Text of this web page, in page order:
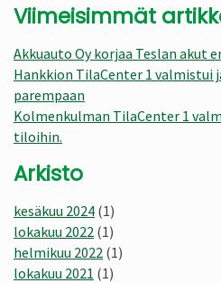
Viimeisimmät
Akkuauto Oy korjaa Teslan akut
Hankkion TilaCenter 1 valmistui
parempaan
Kolmenkulman TilaCenter 1
tiloihin.
Arkisto
kesäkuu 2024 (1)
lokakuu 2022 (1)
helmikuu 2022 (1)
lokakuu 2021 (1)